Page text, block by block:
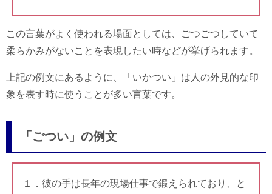
この言葉がよく使われる場面としては、ごつごつしていて
柔らかみがないことを表現したい時などが挙げられます。
上記の例文にあるように、「いかつい」は人の外見的な印
象を表す時に使うことが多い言葉です。
「ごつい」の例文
１．彼の手は長年の現場仕事で鍛えられており、と